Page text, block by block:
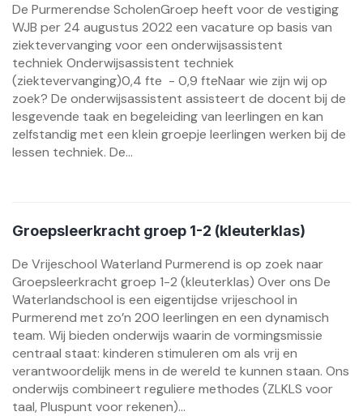
De Purmerendse ScholenGroep heeft voor de vestiging
WJB per 24 augustus 2022 een vacature op basis van
ziektevervanging voor een onderwijsassistent
techniek Onderwijsassistent techniek
(ziektevervanging)0,4 fte - 0,9 fteNaar wie zijn wij op
zoek? De onderwijsassistent assisteert de docent bij de
lesgevende taak en begeleiding van leerlingen en kan
zelfstandig met een klein groepje leerlingen werken bij de
lessen techniek. De...
Groepsleerkracht groep 1-2 (kleuterklas)
De Vrijeschool Waterland Purmerend is op zoek naar
Groepsleerkracht groep 1-2 (kleuterklas) Over ons De
Waterlandschool is een eigentijdse vrijeschool in
Purmerend met zo’n 200 leerlingen en een dynamisch
team. Wij bieden onderwijs waarin de vormingsmissie
centraal staat: kinderen stimuleren om als vrij en
verantwoordelijk mens in de wereld te kunnen staan. Ons
onderwijs combineert reguliere methodes (ZLKLS voor
taal, Pluspunt voor rekenen)...